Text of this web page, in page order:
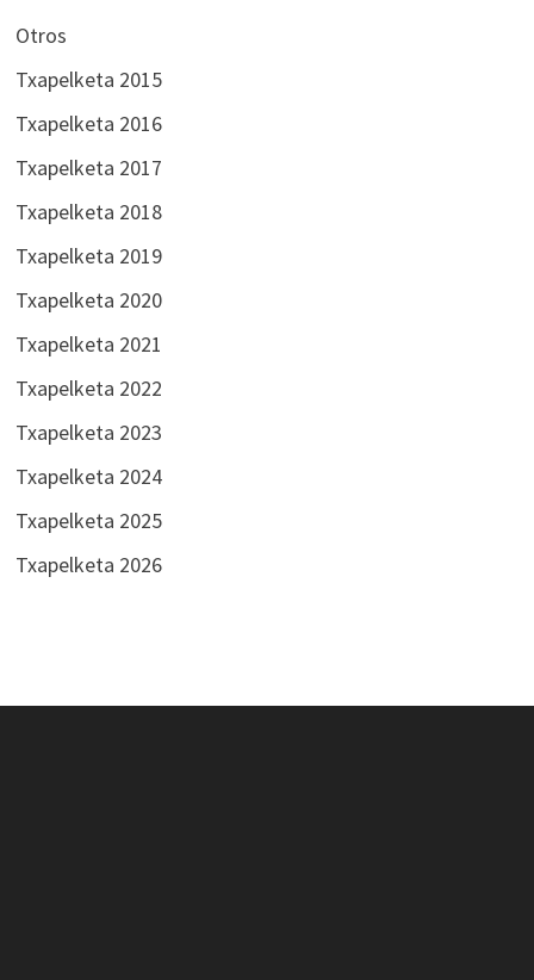
Otros
Txapelketa 2015
Txapelketa 2016
Txapelketa 2017
Txapelketa 2018
Txapelketa 2019
Txapelketa 2020
Txapelketa 2021
Txapelketa 2022
Txapelketa 2023
Txapelketa 2024
Txapelketa 2025
Txapelketa 2026